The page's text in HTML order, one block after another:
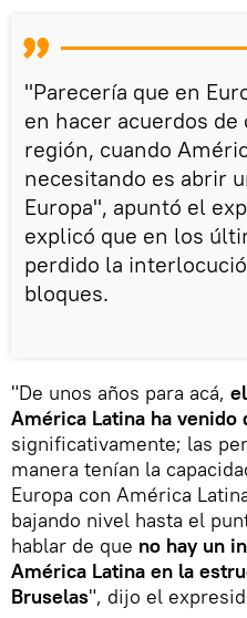
"Parecería que en
en hacer acuerdos
región, cuando
necesitando es abrir
Europa", apuntó el
explicó que en los
perdido la
bloques.
"De unos años para acá,
América Latina ha venido
significativamente; las
manera tenían la
Europa con América
bajando nivel hasta el
hablar de que no hay un
América Latina en la
Bruselas", dijo el